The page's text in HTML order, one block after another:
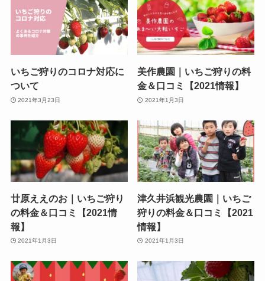
いちご狩りのコロナ対応に
ついて
2021年3月23日
美作農園｜いちご狩りの料
金＆口コミ【2021情報】
2021年1月3日
廿原ええのお｜いちご狩り
の料金＆口コミ【2021情
報】
2021年1月3日
津久井浜観光農園｜いちご
狩りの料金＆口コミ【2021
情報】
2021年1月3日